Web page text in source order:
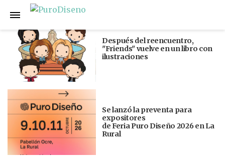
Anterior
Después del reencuentro,
"Friends" vuelve en un libro con
ilustraciones
Se lanzó la preventa para
expositores
de Feria Puro Diseño 2026 en La
Rural
Siguiente